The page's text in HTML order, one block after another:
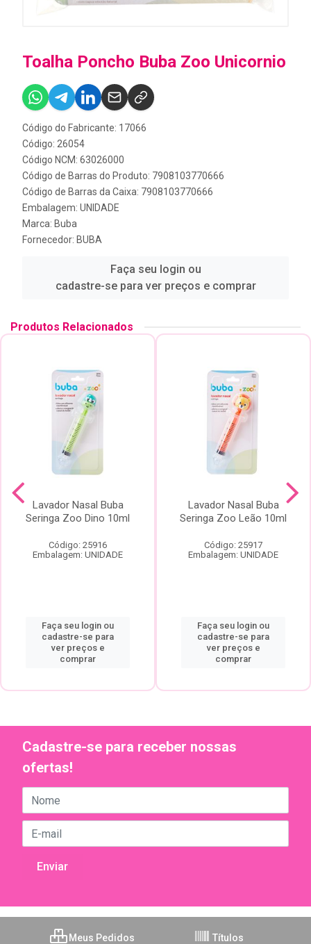
Toalha Poncho Buba Zoo Unicornio
Código do Fabricante: 17066
Código: 26054
Código NCM: 63026000
Código de Barras do Produto: 7908103770666
Código de Barras da Caixa: 7908103770666
Embalagem: UNIDADE
Marca: Buba
Fornecedor: BUBA
Faça seu login ou
cadastre-se para ver preços e comprar
Produtos Relacionados
Lavador Nasal Buba
Seringa Zoo Dino 10ml
Código: 25916
Embalagem: UNIDADE
Faça seu login ou
cadastre-se para
ver preços e
comprar
Lavador Nasal Buba
Seringa Zoo Leão 10ml
Código: 25917
Embalagem: UNIDADE
Faça seu login ou
cadastre-se para
ver preços e
comprar
Cadastre-se para receber nossas
ofertas!
Meus Pedidos Títulos